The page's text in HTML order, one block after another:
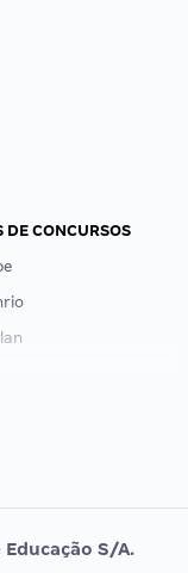
DE CONCURSOS
S/A.